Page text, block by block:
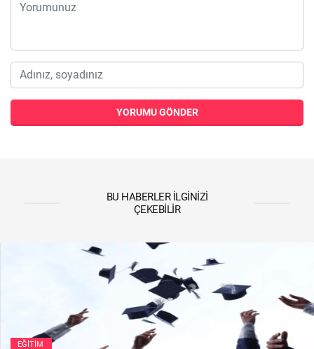
YORUMU GÖNDER
BU HABERLER İLGINIZI
ÇEKEBILIR
EĞITIM